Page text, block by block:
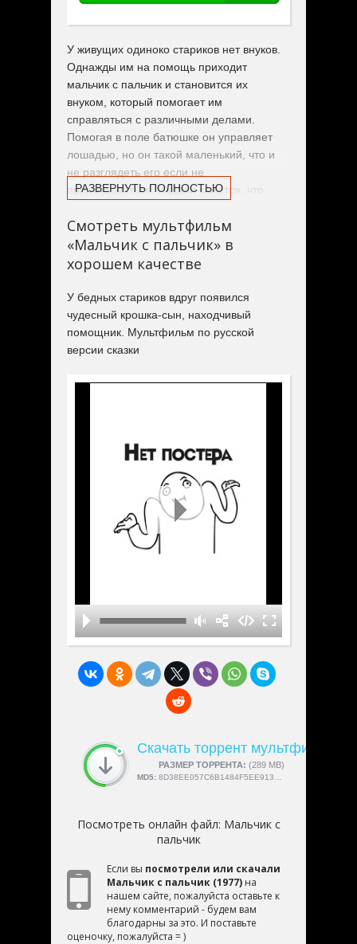
У живущих одиноко стариков нет внуков.
Однажды им на помощь приходит
мальчик с пальчик и становится их
внуком, который помогает им
справляться с различными делами.
Помогая в поле батюшке он управляет
лошадью, но он такой маленький, что и
не разглядеть его если не
приглядываться. Издали кажется, что
помещик решил купить чудную лошадь,
которая ещё и говорит, решив заработать
на этом, но был проучен за собственную
РАЗВЕРНУТЬ ПОЛНОСТЬЮ
Смотреть мультфильм
«Мальчик с пальчик» в
хорошем качестве
У бедных стариков вдруг появился
чудесный крошка-сын, находчивый
помощник. Мультфильм по русской
версии сказки
Скачать торрент мультфильм
РАЗМЕР ТОРРЕНТА: (289 MB)
СКАЧАЛИ:4189
MD5: 8D38EE057C6B1484F5EE913F549D780E
Посмотреть онлайн файл: Мальчик с
пальчик
Если вы посмотрели или скачали
Мальчик с пальчик (1977) на
нашем сайте, пожалуйста оставьте к
нему комментарий - будем вам
благодарны за это. И поставьте
оценочку, пожалуйста = )